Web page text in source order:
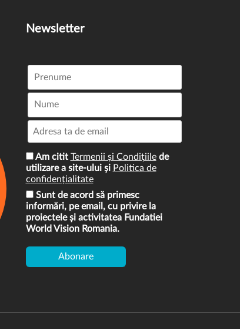
Newsletter
Am citit Termenii și Condițiilede
utilizare a site-ului și Politica de
confidențialitate
Sunt de acord să primesc
informări, pe email, cu privire la
proiectele și activitatea Fundatiei
World Vision Romania.